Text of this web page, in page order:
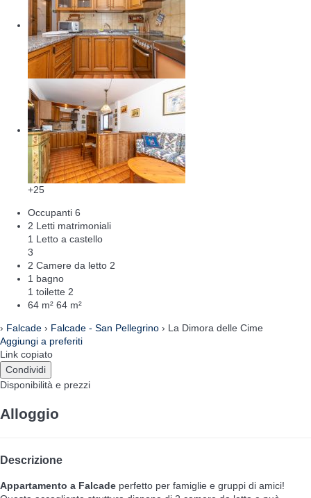
+25
Occupanti 6
2 Letti matrimoniali
1 Letto a castello
3
2 Camere da letto 2
1 bagno
1 toilette 2
64 m² 64 m²
› Falcade › Falcade - San Pellegrino › La Dimora delle Cime
Aggiungi a preferiti
Link copiato
Condividi
Disponibilità e prezzi
Alloggio
Descrizione
Appartamento a Falcade perfetto per famiglie e gruppi di amici!